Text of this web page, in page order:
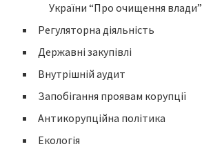
України “Про очищення влади”
Регуляторна діяльність
Державні закупівлі
Внутрішній аудит
Запобігання проявам корупції
Антикорупційна політика
Екологія